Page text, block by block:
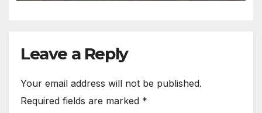
Leave a Reply
Your email address will not be published.
Required fields are marked *